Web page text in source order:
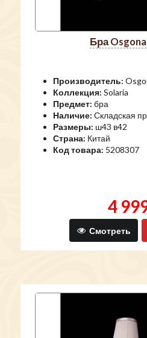
бра
Производитель:
Коллекция: Solaria
Предмет: бра
Наличие: Складская
Размеры: ш43 в42
Страна: Китай
Код товара: 5208307
4
Смотреть